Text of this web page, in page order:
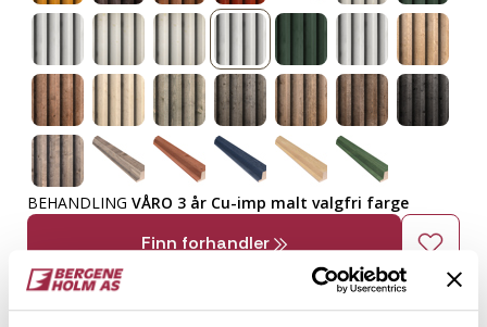
BEHANDLING VÅRO 3 år Cu-imp malt valgfri farge
Finn forhandler
Meget god dekkevne som gir bra trebeskyttelse